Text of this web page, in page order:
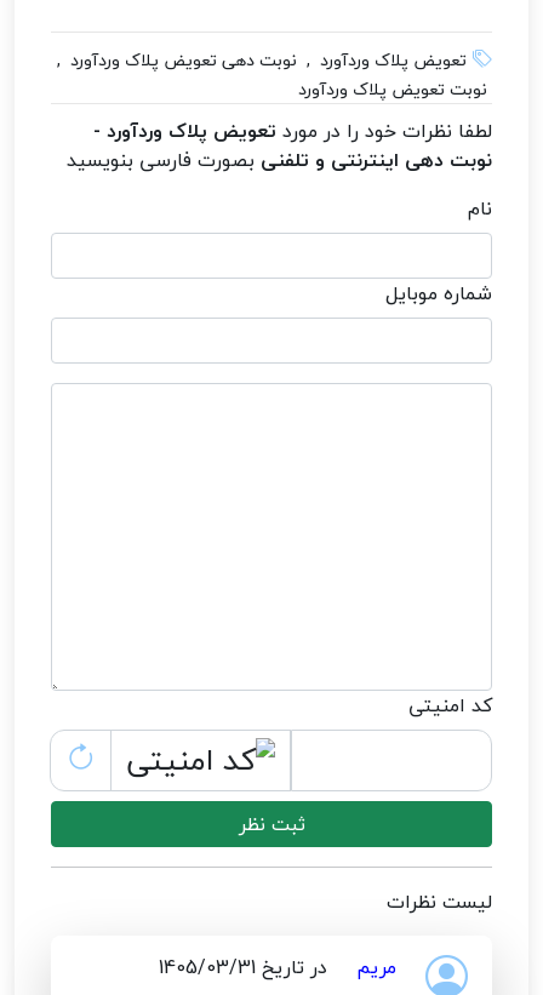
تعویض پلاک وردآورد , نوبت دهی تعویض پلاک وردآورد ,
نوبت تعویض پلاک وردآورد
لطفا نظرات خود را در مورد تعویض پلاک وردآورد -
نوبت دهی اینترنتی و تلفنی بصورت فارسی بنویسید
نام
شماره موبایل
کد امنیتی
ثبت نظر
لیست نظرات
مریم
در تاریخ 1405/03/31